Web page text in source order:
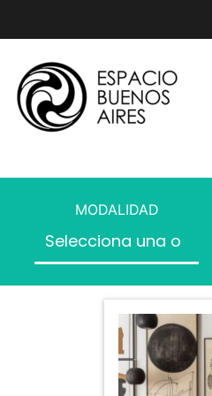
MODALIDAD